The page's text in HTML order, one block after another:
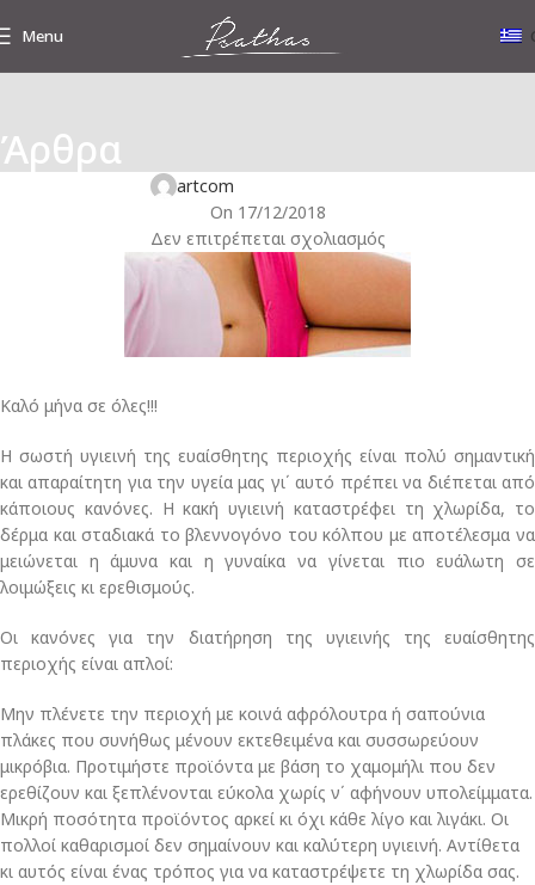
Menu
ΆρθραΠως να φροντίζετε την ευαίσθητη περιοχή!
artcom
On 17/12/2018
Δεν επιτρέπεται σχολιασμός
Καλό μήνα σε όλες!!!
Η σωστή υγιεινή της ευαίσθητης περιοχής είναι πολύ σημαντική
και απαραίτητη για την υγεία μας γι΄ αυτό πρέπει να διέπεται από
κάποιους κανόνες. Η κακή υγιεινή καταστρέφει τη χλωρίδα, το
δέρμα και σταδιακά το βλεννογόνο του κόλπου με αποτέλεσμα να
μειώνεται η άμυνα και η γυναίκα να γίνεται πιο ευάλωτη σε
λοιμώξεις κι ερεθισμούς.
Οι κανόνες για την διατήρηση της υγιεινής της ευαίσθητης
περιοχής είναι απλοί:
Μην πλένετε την περιοχή με κοινά αφρόλουτρα ή σαπούνια
πλάκες που συνήθως μένουν εκτεθειμένα και συσσωρεύουν
μικρόβια. Προτιμήστε προϊόντα με βάση το χαμομήλι που δεν
ερεθίζουν και ξεπλένονται εύκολα χωρίς ν΄ αφήνουν υπολείμματα.
Μικρή ποσότητα προϊόντος αρκεί κι όχι κάθε λίγο και λιγάκι. Οι
πολλοί καθαρισμοί δεν σημαίνουν και καλύτερη υγιεινή. Αντίθετα
κι αυτός είναι ένας τρόπος για να καταστρέψετε τη χλωρίδα σας.